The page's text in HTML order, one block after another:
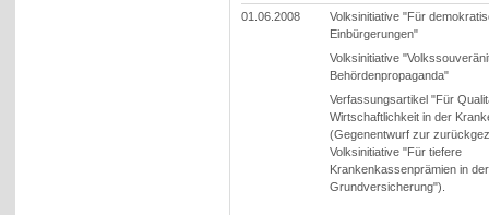
01.06.2008
Volksinitiative "Für
Einbürgerungen"
Volksinitiative
Behördenpropaganda"
Verfassungsartikel "Für
Wirtschaftlichkeit in der
(Gegenentwurf zur
Volksinitiative "Für tiefere
Krankenkassenprämien in der
Grundversicherung").